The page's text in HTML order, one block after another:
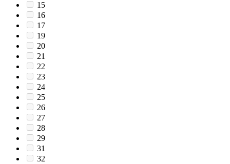
15
16
17
19
20
21
22
23
24
25
26
27
28
29
31
32